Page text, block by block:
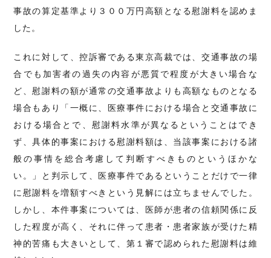
事故の算定基準より３００万円高額となる慰謝料を認めま
した。
これに対して、控訴審である東京高裁では、交通事故の場
合でも加害者の過失の内容が悪質で程度が大きい場合な
ど、慰謝料の額が通常の交通事故よりも高額なものとなる
場合もあり「一概に、医療事件における場合と交通事故に
おける場合とで、慰謝料水準が異なるということはでき
ず、具体的事案における慰謝料額は、当該事案における諸
般の事情を総合考慮して判断すべきものというほかな
い。」と判示して、医療事件であるということだけで一律
に慰謝料を増額すべきという見解には立ちませんでした。
しかし、本件事案については、医師が患者の信頼関係に反
した程度が高く、それに伴って患者・患者家族が受けた精
神的苦痛も大きいとして、第１審で認められた慰謝料は維